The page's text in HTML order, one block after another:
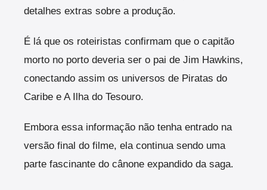
detalhes extras sobre a produção.
É lá que os roteiristas confirmam que o capitão
morto no porto deveria ser o pai de Jim Hawkins,
conectando assim os universos de Piratas do
Caribe e A Ilha do Tesouro.
Embora essa informação não tenha entrado na
versão final do filme, ela continua sendo uma
parte fascinante do cânone expandido da saga.